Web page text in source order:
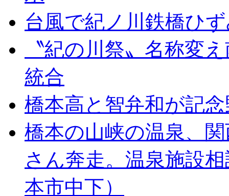
台風で紀ノ川鉄橋ひ
〝紀の川祭〟名称変
統合
橋本高と智弁和が記
橋本の山峡の温泉、
さん奔走。温泉施設
本市中下）